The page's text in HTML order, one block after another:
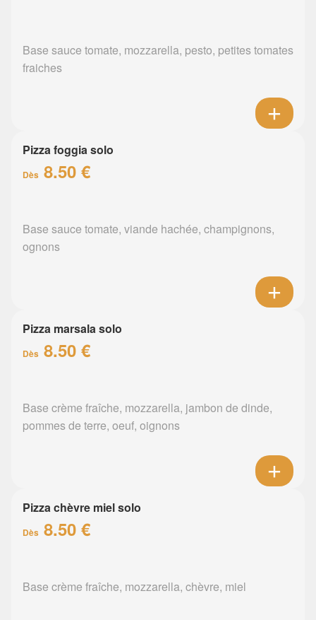
Base sauce tomate, mozzarella, pesto, petites tomates
fraiches
Pizza foggia solo
Dès 8.50 €
Base sauce tomate, viande hachée, champignons,
ognons
Pizza marsala solo
Dès 8.50 €
Base crème fraîche, mozzarella, jambon de dinde,
pommes de terre, oeuf, oignons
Pizza chèvre miel solo
Dès 8.50 €
Base crème fraîche, mozzarella, chèvre, miel